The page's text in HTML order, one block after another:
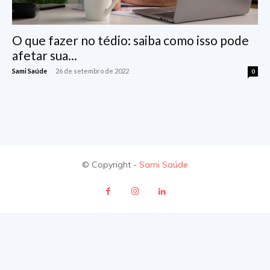
O que fazer no tédio: saiba como isso pode
afetar sua...
Sami Saúde - 26 de setembro de 2022 0
© Copyright - Sami Saúde